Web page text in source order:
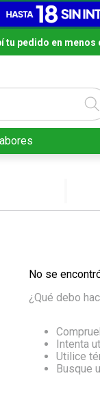
tu pedido en menos
No se
¿Qué debo
Intenta
Utilice
Busque